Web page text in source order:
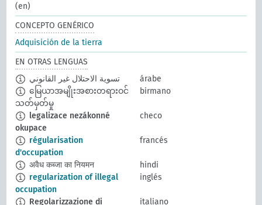
(en)
CONCEPTO GENÉRICO
Adquisición de la tierra
EN OTRAS LENGUAS
تسوية الاحتلال غير القانوني
árabe
မြေယာအမျိုးအစားတရားဝင်
သတ်မှတ်မှု
birmano
legalizace nezákonné
okupace
checo
régularisation
d'occupation
francés
अवैध कब्जा का नियमन
hindi
regularization of illegal
occupation
inglés
Regolarizzazione di
italiano